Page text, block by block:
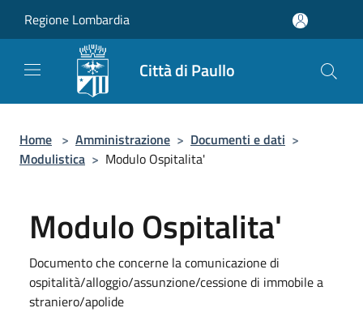
Regione Lombardia
Città di Paullo
Home > Amministrazione > Documenti e dati >
Modulistica > Modulo Ospitalita'
Modulo Ospitalita'
Documento che concerne la comunicazione di
ospitalità/alloggio/assunzione/cessione di immobile a
straniero/apolide